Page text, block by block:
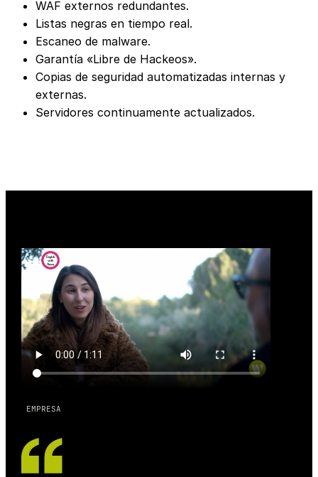
WAF externos redundantes.
Listas negras en tiempo real.
Escaneo de malware.
Garantía «Libre de Hackeos».
Copias de seguridad automatizadas internas y
externas.
Servidores continuamente actualizados.
EMPRESA